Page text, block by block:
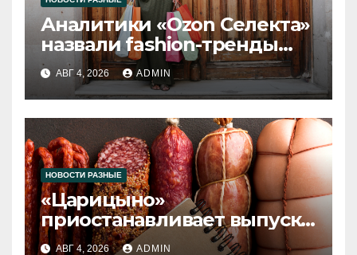
Аналитики «Ozon Селекта»
назвали fashion-тренды
2026 года
АВГ 4, 2026 ADMIN
НОВОСТИ РАЗНЫЕ
«Царицыно»
приостанавливает выпуск
продукции
АВГ 4, 2026 ADMIN